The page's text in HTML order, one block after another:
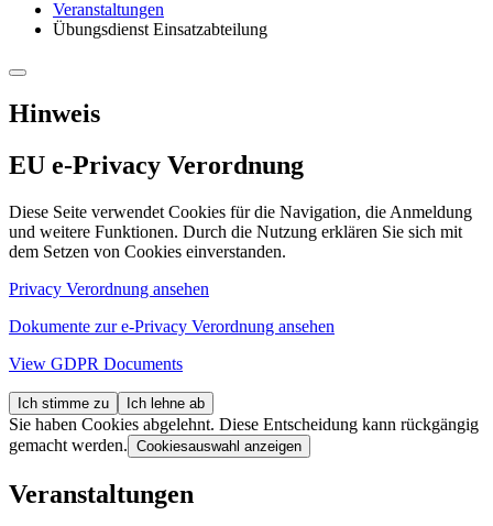
Veranstaltungen
Übungsdienst Einsatzabteilung
Hinweis
EU e-Privacy Verordnung
Diese Seite verwendet Cookies für die Navigation, die Anmeldung
und weitere Funktionen. Durch die Nutzung erklären Sie sich mit
dem Setzen von Cookies einverstanden.
Privacy Verordnung ansehen
Dokumente zur e-Privacy Verordnung ansehen
View GDPR Documents
Ich stimme zu Ich lehne ab
Sie haben Cookies abgelehnt. Diese Entscheidung kann rückgängig
gemacht werden. Cookiesauswahl anzeigen
Veranstaltungen